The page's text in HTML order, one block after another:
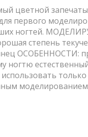
цветной
первого
ногтей.
степень
ОСОБЕННОСТИ:
ногтю
только
моделированием